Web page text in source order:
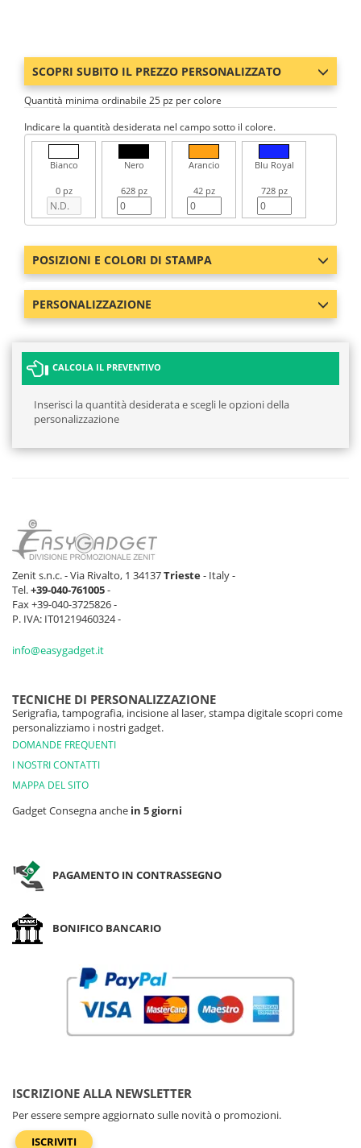
SCOPRI SUBITO IL PREZZO PERSONALIZZATO
Quantità minima ordinabile 25 pz per colore
Indicare la quantità desiderata nel campo sotto il colore.
Bianco
0 pz
Nero
628 pz
Arancio
42 pz
Blu Royal
728 pz
POSIZIONI E COLORI DI STAMPA
PERSONALIZZAZIONE
CALCOLA IL PREVENTIVO
Inserisci la quantità desiderata e scegli le opzioni della
personalizzazione
Zenit s.n.c. - Via Rivalto, 1 34137Trieste- Italy -
Tel.+39-040-761005-
Fax +39-040-3725826 -
P. IVA: IT01219460324 -
info@easygadget.it
TECNICHE DI PERSONALIZZAZIONE
Serigrafia, tampografia, incisione al laser, stampa digitale scopri come
personalizziamo i nostri gadget.
DOMANDE FREQUENTI
I NOSTRI CONTATTI
MAPPA DEL SITO
Gadget Consegna anche in 5 giorni
PAGAMENTO IN CONTRASSEGNO
BONIFICO BANCARIO
ISCRIZIONE ALLA NEWSLETTER
Per essere sempre aggiornato sulle novità o promozioni.
ISCRIVITI